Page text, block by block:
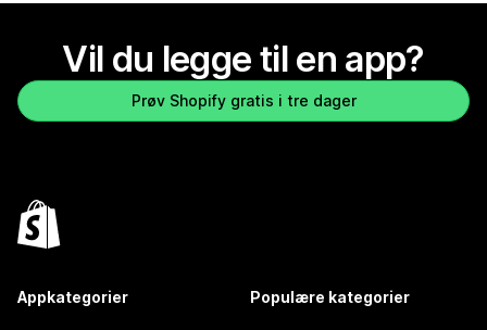
Vil du legge til en app?
Prøv Shopify gratis i tre dager
Appkategorier Populære kategorier